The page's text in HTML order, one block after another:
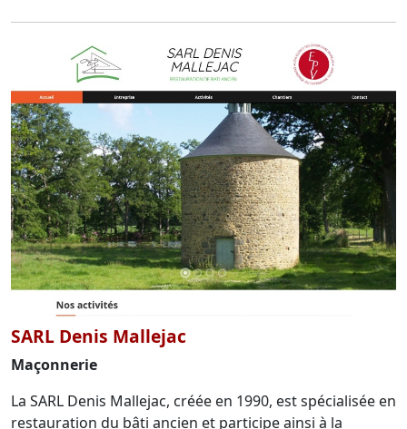
SARL Denis Mallejac
Maçonnerie
La SARL Denis Mallejac, créée en 1990, est spécialisée en
restauration du bâti ancien et participe ainsi à la